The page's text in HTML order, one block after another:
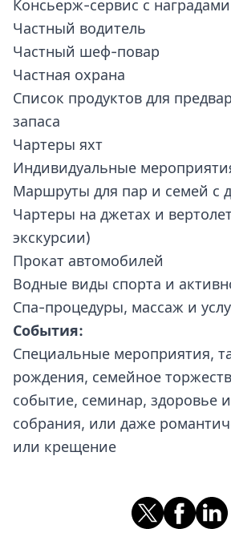
Консьерж-сервис с наградами
Частный водитель
Частный шеф-повар
Частная охрана
Список продуктов для
запаса
Чартеры яхт
Индивидуальные
Маршруты для пар и семей с
Чартеры на джетах и
экскурсии)
Прокат автомобилей
Водные виды спорта и
Спа-процедуры, массаж и
События:
Специальные мероприятия,
рождения, семейное
событие, семинар, здоровье
собрания, или даже
или крещение